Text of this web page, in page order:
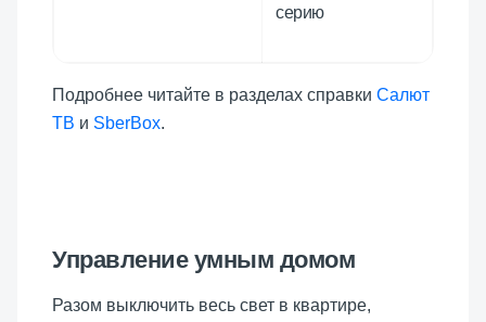
серию
Подробнее читайте в разделах справки Салют
ТВ и SberBox.
Управление умным домом
Разом выключить весь свет в квартире,